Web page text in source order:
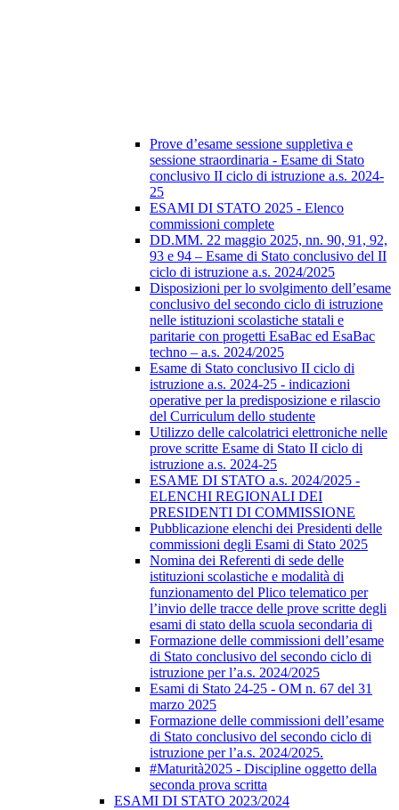
Prove d’esame sessione suppletiva e
sessione straordinaria - Esame di Stato
conclusivo II ciclo di istruzione a.s. 2024-
25
ESAMI DI STATO 2025 - Elenco
commissioni complete
DD.MM. 22 maggio 2025, nn. 90, 91, 92,
93 e 94 – Esame di Stato conclusivo del II
ciclo di istruzione a.s. 2024/2025
Disposizioni per lo svolgimento dell’esame
conclusivo del secondo ciclo di istruzione
nelle istituzioni scolastiche statali e
paritarie con progetti EsaBac ed EsaBac
techno – a.s. 2024/2025
Esame di Stato conclusivo II ciclo di
istruzione a.s. 2024-25 - indicazioni
operative per la predisposizione e rilascio
del Curriculum dello studente
Utilizzo delle calcolatrici elettroniche nelle
prove scritte Esame di Stato II ciclo di
istruzione a.s. 2024-25
ESAME DI STATO a.s. 2024/2025 -
ELENCHI REGIONALI DEI
PRESIDENTI DI COMMISSIONE
Pubblicazione elenchi dei Presidenti delle
commissioni degli Esami di Stato 2025
Nomina dei Referenti di sede delle
istituzioni scolastiche e modalità di
funzionamento del Plico telematico per
l’invio delle tracce delle prove scritte degli
esami di stato della scuola secondaria di
Formazione delle commissioni dell’esame
di Stato conclusivo del secondo ciclo di
istruzione per l’a.s. 2024/2025
Esami di Stato 24-25 - OM n. 67 del 31
marzo 2025
Formazione delle commissioni dell’esame
di Stato conclusivo del secondo ciclo di
istruzione per l’a.s. 2024/2025.
#Maturità2025 - Discipline oggetto della
seconda prova scritta
ESAMI DI STATO 2023/2024